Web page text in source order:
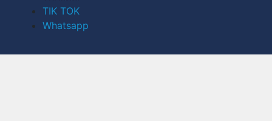
TIK TOK
Whatsapp